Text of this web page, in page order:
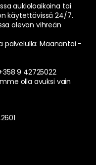
aukioloaikoina tai
käytettävissä 24/7.
olevan vihreän
palvelulla: Maanantai -
9 42725022
olla avuksi vain